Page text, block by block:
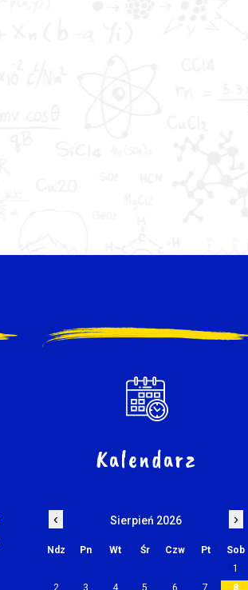
Kalendarz
‹ Sierpień 2026 ›
Ndz Pn Wt Śr Czw Pt
Sob
1
2
3 4 5 6 7
8